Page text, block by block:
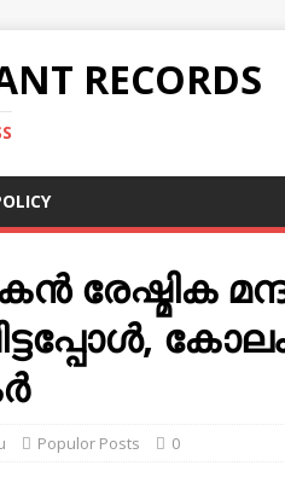
RECORDS
രേഷ്മിക
Populor Posts 0